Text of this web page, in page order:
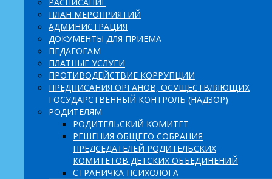
ПЛАН МЕРОПРИЯТИЙ
АДМИНИСТРАЦИЯ
ДОКУМЕНТЫ ДЛЯ ПРИЕМА
ПЕДАГОГАМ
ПЛАТНЫЕ УСЛУГИ
ПРОТИВОДЕЙСТВИЕ КОРРУПЦИИ
ПРЕДПИСАНИЯ ОРГАНОВ, ОСУЩЕСТВЛЯЮЩИХ
ГОСУДАРСТВЕННЫЙ КОНТРОЛЬ (НАДЗОР)
РОДИТЕЛЯМ
РОДИТЕЛЬСКИЙ КОМИТЕТ
РЕШЕНИЯ ОБЩЕГО СОБРАНИЯ
ПРЕДСЕДАТЕЛЕЙ РОДИТЕЛЬСКИХ
КОМИТЕТОВ ДЕТСКИХ ОБЪЕДИНЕНИЙ
СТРАНИЧКА ПСИХОЛОГА